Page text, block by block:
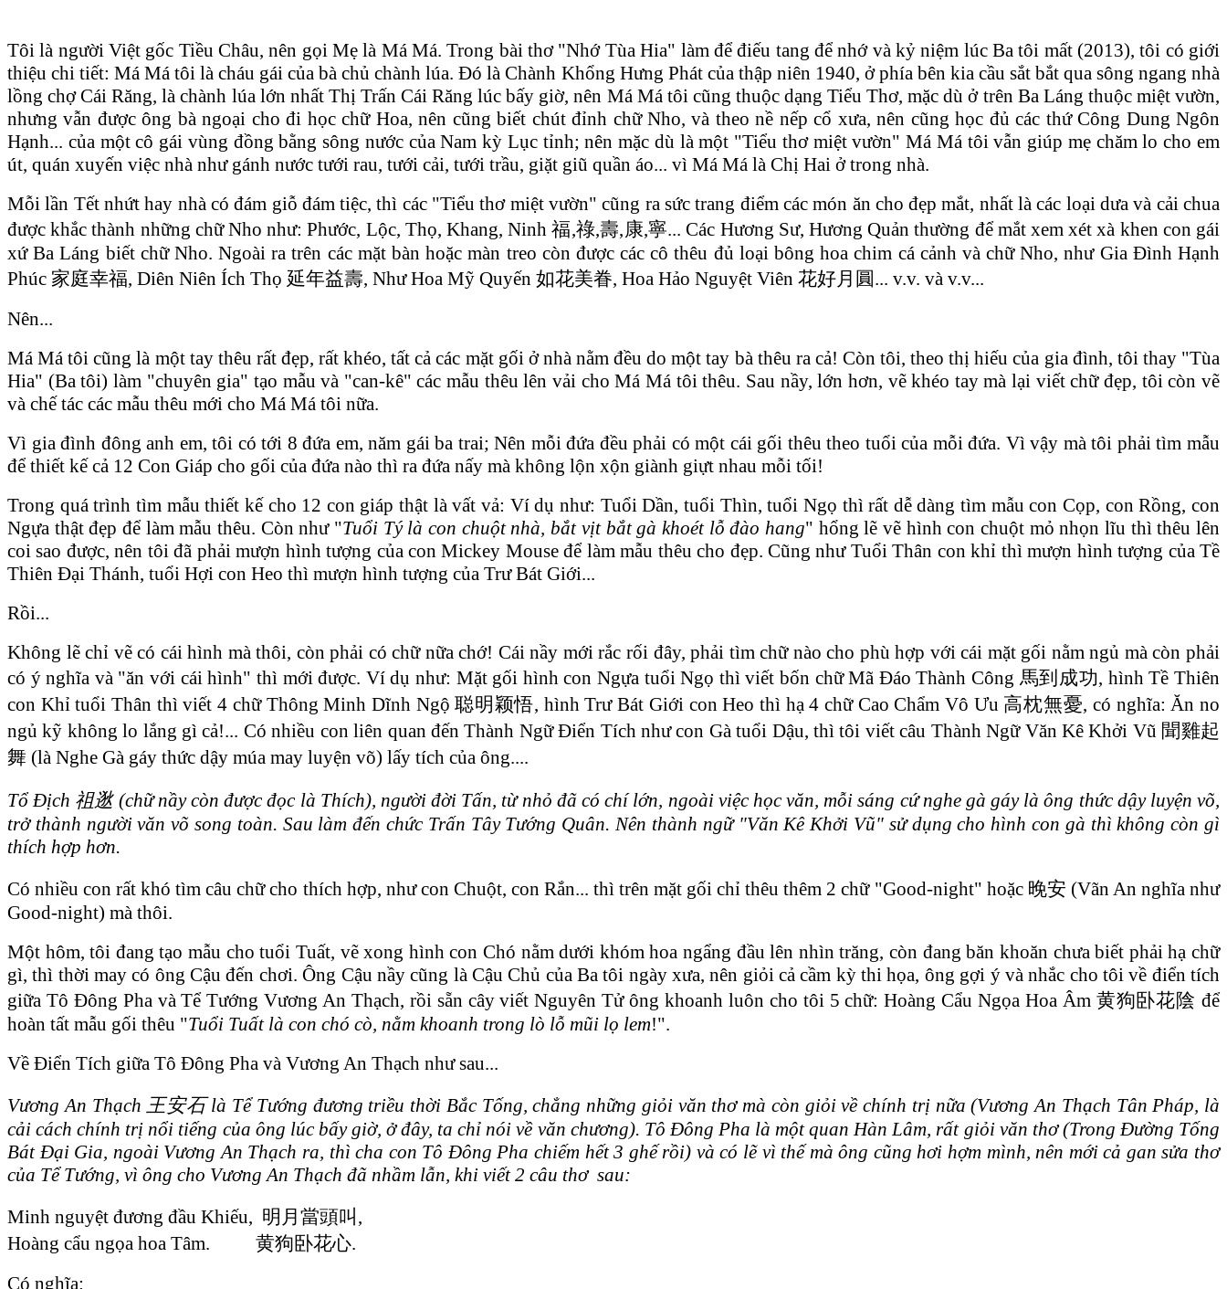
Tôi là người Việt gốc Tiều Châu, nên gọi Mẹ là Má Má. Trong bài thơ "Nhớ Tùa Hia" làm để điếu tang để nhớ và kỷ niệm lúc Ba tôi mất (2013), tôi có giới
thiệu chi tiết: Má Má tôi là cháu gái của bà chủ chành lúa. Đó là Chành Khổng Hưng Phát của thập niên 1940, ở phía bên kia cầu sắt bắt qua sông ngang nhà
lồng chợ Cái Răng, là chành lúa lớn nhất Thị Trấn Cái Răng lúc bấy giờ, nên Má Má tôi cũng thuộc dạng Tiểu Thơ, mặc dù ở trên Ba Láng thuộc miệt vườn,
nhưng vẫn được ông bà ngoại cho đi học chữ Hoa, nên cũng biết chút đỉnh chữ Nho, và theo nề nếp cổ xưa, nên cũng học đủ các thứ Công Dung Ngôn
Hạnh... của một cô gái vùng đồng bằng sông nước của Nam kỳ Lục tỉnh; nên mặc dù là một "Tiểu thơ miệt vườn" Má Má tôi vẫn giúp mẹ chăm lo cho em
út, quán xuyến việc nhà như gánh nước tưới rau, tưới cải, tưới trầu, giặt giũ quần áo... vì Má Má là Chị Hai ở trong nhà.
Mỗi lần Tết nhứt hay nhà có đám giỗ đám tiệc, thì các "Tiểu thơ miệt vườn" cũng ra sức trang điểm các món ăn cho đẹp mắt, nhất là các loại dưa và cải chua
được khắc thành những chữ Nho như: Phước, Lộc, Thọ, Khang, Ninh 福,祿,壽,康,寧... Các Hương Sư, Hương Quản thường để mắt xem xét xà khen con gái
xứ Ba Láng biết chữ Nho. Ngoài ra trên các mặt bàn hoặc màn treo còn được các cô thêu đủ loại bông hoa chim cá cảnh và chữ Nho, như Gia Đình Hạnh
Phúc 家庭幸福, Diên Niên Ích Thọ 延年益壽, Như Hoa Mỹ Quyến 如花美眷, Hoa Hảo Nguyệt Viên 花好月圓... v.v. và v.v...
Nên...
Má Má tôi cũng là một tay thêu rất đẹp, rất khéo, tất cả các mặt gối ở nhà nằm đều do một tay bà thêu ra cả! Còn tôi, theo thị hiếu của gia đình, tôi thay "Tùa
Hia" (Ba tôi) làm "chuyên gia" tạo mẫu và "can-kê" các mẫu thêu lên vải cho Má Má tôi thêu. Sau nầy, lớn hơn, vẽ khéo tay mà lại viết chữ đẹp, tôi còn vẽ
và chế tác các mẫu thêu mới cho Má Má tôi nữa.
Vì gia đình đông anh em, tôi có tới 8 đứa em, năm gái ba trai; Nên mỗi đứa đều phải có một cái gối thêu theo tuổi của mỗi đứa. Vì vậy mà tôi phải tìm mẫu
để thiết kế cả 12 Con Giáp cho gối của đứa nào thì ra đứa nấy mà không lộn xộn giành giựt nhau mỗi tối!
Trong quá trình tìm mẫu thiết kế cho 12 con giáp thật là vất vả: Ví dụ như: Tuổi Dần, tuổi Thìn, tuổi Ngọ thì rất dễ dàng tìm mẫu con Cọp, con Rồng, con
Ngựa thật đẹp để làm mẫu thêu. Còn như "Tuổi Tý là con chuột nhà, bắt vịt bắt gà khoét lỗ đào hang" hổng lẽ vẽ hình con chuột mỏ nhọn lĩu thì thêu lên
coi sao được, nên tôi đã phải mượn hình tượng của con Mickey Mouse để làm mẫu thêu cho đẹp. Cũng như Tuổi Thân con khỉ thì mượn hình tượng của Tề
Thiên Đại Thánh, tuổi Hợi con Heo thì mượn hình tượng của Trư Bát Giới...
Rồi...
Không lẽ chỉ vẽ có cái hình mà thôi, còn phải có chữ nữa chớ! Cái nầy mới rắc rối đây, phải tìm chữ nào cho phù hợp với cái mặt gối nằm ngủ mà còn phải
có ý nghĩa và "ăn với cái hình" thì mới được. Ví dụ như: Mặt gối hình con Ngựa tuổi Ngọ thì viết bốn chữ Mã Đáo Thành Công 馬到成功, hình Tề Thiên
con Khỉ tuổi Thân thì viết 4 chữ Thông Minh Dĩnh Ngộ 聪明颖悟, hình Trư Bát Giới con Heo thì hạ 4 chữ Cao Chẩm Vô Ưu 高枕無憂, có nghĩa: Ăn no
ngủ kỹ không lo lắng gì cả!... Có nhiều con liên quan đến Thành Ngữ Điển Tích như con Gà tuổi Dậu, thì tôi viết câu Thành Ngữ Văn Kê Khởi Vũ 聞雞起
舞 (là Nghe Gà gáy thức dậy múa may luyện võ) lấy tích của ông....
Tổ Địch 祖逖 (chữ nầy còn được đọc là Thích), người đời Tấn, từ nhỏ đã có chí lớn, ngoài việc học văn, mỗi sáng cứ nghe gà gáy là ông thức dậy luyện võ,
trở thành người văn võ song toàn. Sau làm đến chức Trấn Tây Tướng Quân. Nên thành ngữ "Văn Kê Khởi Vũ" sử dụng cho hình con gà thì không còn gì
thích hợp hơn.
Có nhiều con rất khó tìm câu chữ cho thích hợp, như con Chuột, con Rắn... thì trên mặt gối chỉ thêu thêm 2 chữ "Good-night" hoặc 晚安 (Vãn An nghĩa như
Good-night) mà thôi.
Một hôm, tôi đang tạo mẫu cho tuổi Tuất, vẽ xong hình con Chó nằm dưới khóm hoa ngẩng đầu lên nhìn trăng, còn đang băn khoăn chưa biết phải hạ chữ
gì, thì thời may có ông Cậu đến chơi. Ông Cậu nầy cũng là Cậu Chủ của Ba tôi ngày xưa, nên giỏi cả cầm kỳ thi họa, ông gợi ý và nhắc cho tôi về điển tích
giữa Tô Đông Pha và Tể Tướng Vương An Thạch, rồi sẵn cây viết Nguyên Tử ông khoanh luôn cho tôi 5 chữ: Hoàng Cẩu Ngọa Hoa Âm 黄狗卧花陰 để
hoàn tất mẫu gối thêu "Tuổi Tuất là con chó cò, nằm khoanh trong lò lỗ mũi lọ lem!".
Về Điển Tích giữa Tô Đông Pha và Vương An Thạch như sau...
Vương An Thạch 王安石 là Tể Tướng đương triều thời Bắc Tống, chẳng những giỏi văn thơ mà còn giỏi về chính trị nữa (Vương An Thạch Tân Pháp, là
cải cách chính trị nổi tiếng của ông lúc bấy giờ, ở đây, ta chỉ nói về văn chương). Tô Đông Pha là một quan Hàn Lâm, rất giỏi văn thơ (Trong Đường Tống
Bát Đại Gia, ngoài Vương An Thạch ra, thì cha con Tô Đông Pha chiếm hết 3 ghế rồi) và có lẽ vì thế mà ông cũng hơi hợm mình, nên mới cả gan sửa thơ
của Tể Tướng, vì ông cho Vương An Thạch đã nhầm lẫn, khi viết 2 câu thơ sau:
Minh nguyệt đương đầu Khiếu, 明月當頭叫,
Hoàng cẩu ngọa hoa Tâm. 黄狗卧花心.
Có nghĩa: